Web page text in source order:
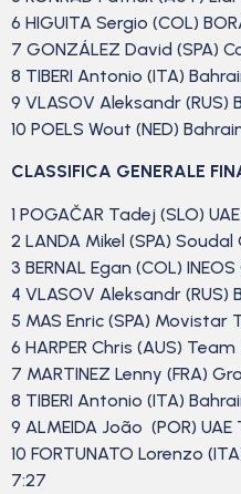
6 HIGUITA Sergio (COL)
7 GONZÁLEZ David (SPA)
8 TIBERI Antonio (ITA)
9 VLASOV Aleksandr (RUS)
10 POELS Wout (NED)
CLASSIFICA GENERALE
1 POGAČAR Tadej (SLO)
2 LANDA Mikel (SPA) Soudal
3 BERNAL Egan (COL)
4 VLASOV Aleksandr (RUS)
5 MAS Enric (SPA) Movistar
6 HARPER Chris (AUS)
7 MARTINEZ Lenny (FRA)
8 TIBERI Antonio (ITA)
9 ALMEIDA João (POR)
10 FORTUNATO Lorenzo
7:27